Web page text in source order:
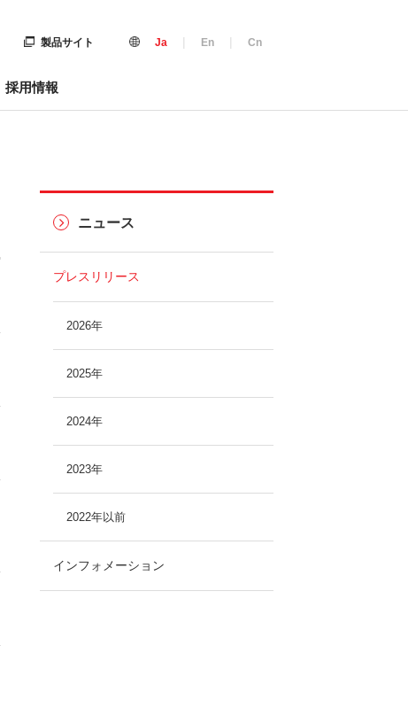
製品サイト Ja | En | Cn
採用情報
ニュース
プレスリリース
2026年
2025年
2024年
2023年
2022年以前
インフォメーション